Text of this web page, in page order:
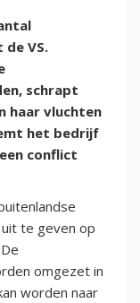
VS.
schrapt
haar vluchten
het bedrijf
conflict
te geven op
omgezet in
worden naar